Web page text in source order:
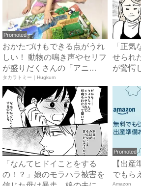
Promoted
おかたづけもできる点がうれ
しい！ 動物の鳴き声やセリフ
が盛りだくさんの「アニ
ア ...
タカラトミー｜Hugkum
「正気
せられ
が驚愕
「なんてヒドイことをする
の！？」娘のモラハラ被害を
Promoted
【出
でもら
Amazon